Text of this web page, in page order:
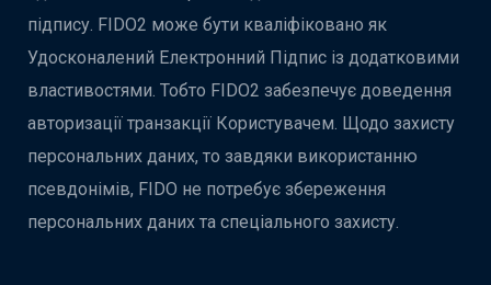
підпису. FIDO2 може бути кваліфіковано як
Удосконалений Електронний Підпис із додатковими
властивостями. Тобто FIDO2 забезпечує доведення
авторизації транзакції Користувачем. Щодо захисту
персональних даних, то завдяки використанню
псевдонімів, FIDO не потребує збереження
персональних даних та спеціального захисту.